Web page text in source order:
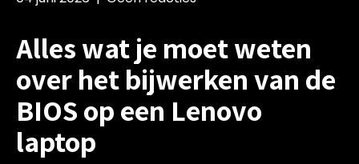
Alles wat je moet weten
over het bijwerken van de
BIOS op een Lenovo
laptop